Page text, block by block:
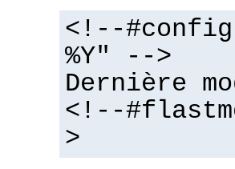
<!--#config
%Y" -->
Dernière
<!--
>